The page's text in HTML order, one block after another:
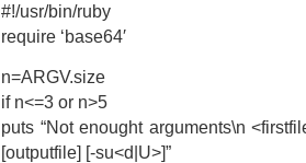
#!/usr/bin/ruby
require ‘base64′
n=ARGV.size
if n<=3 or n>5
puts “Not enought arguments\n
[outputfile] [-su<d|U>]”